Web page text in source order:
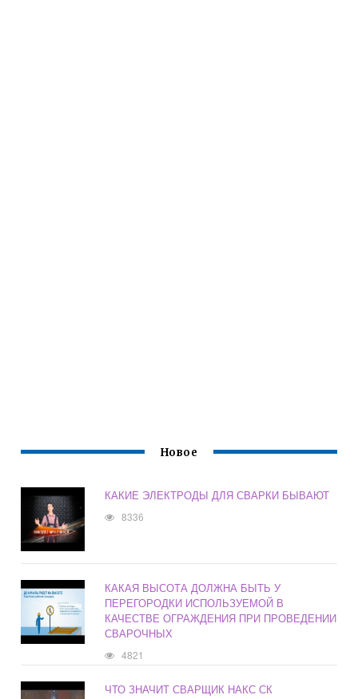
Новое
КАКИЕ ЭЛЕКТРОДЫ ДЛЯ СВАРКИ БЫВАЮТ
8336
КАКАЯ ВЫСОТА ДОЛЖНА БЫТЬ У
ПЕРЕГОРОДКИ ИСПОЛЬЗУЕМОЙ В
КАЧЕСТВЕ ОГРАЖДЕНИЯ ПРИ ПРОВЕДЕНИИ
СВАРОЧНЫХ
4821
ЧТО ЗНАЧИТ СВАРЩИК НАКС СК